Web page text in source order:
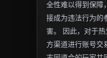
全性难以得到保障
接成为违法行为的
害。 因此，对于
方渠道进行账号交